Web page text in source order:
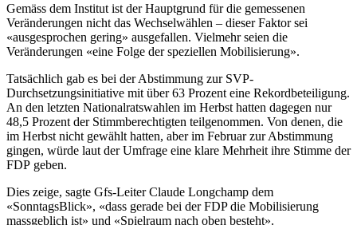
Gemäss dem Institut ist der Hauptgrund für die gemessenen
Veränderungen nicht das Wechselwählen – dieser Faktor sei
«ausgesprochen gering» ausgefallen. Vielmehr seien die
Veränderungen «eine Folge der speziellen Mobilisierung».
Tatsächlich gab es bei der Abstimmung zur SVP-
Durchsetzungsinitiative mit über 63 Prozent eine Rekordbeteiligung.
An den letzten Nationalratswahlen im Herbst hatten dagegen nur
48,5 Prozent der Stimmberechtigten teilgenommen. Von denen, die
im Herbst nicht gewählt hatten, aber im Februar zur Abstimmung
gingen, würde laut der Umfrage eine klare Mehrheit ihre Stimme der
FDP geben.
Dies zeige, sagte Gfs-Leiter Claude Longchamp dem
«SonntagsBlick», «dass gerade bei der FDP die Mobilisierung
massgeblich ist» und «Spielraum nach oben besteht».